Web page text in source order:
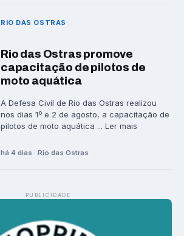
RIO DAS OSTRAS
Rio das Ostras promove
capacitação de pilotos de
moto aquática
A Defesa Civil de Rio das Ostras realizou
nos dias 1º e 2 de agosto, a capacitação de
pilotos de moto aquática ... Ler mais
há 4 dias · Rio das Ostras
PUBLICIDADE